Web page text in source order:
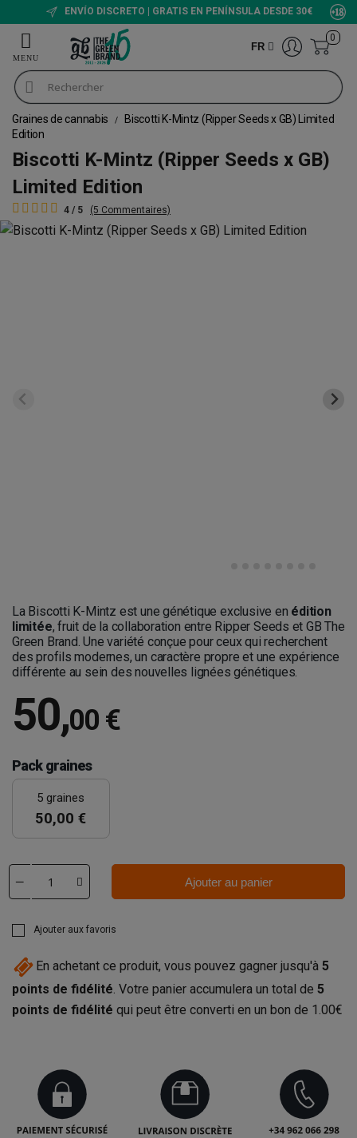
ENVÍO DISCRETO | GRATIS EN PENÍNSULA DESDE 30€
FR
0
Graines de cannabis
Biscotti K-Mintz (Ripper Seeds x GB) Limited
Edition
Biscotti K-Mintz (Ripper Seeds x GB)
Limited Edition
4 / 5 (5 Commentaires)
La Biscotti K-Mintz est une génétique exclusive en édition
limitée, fruit de la collaboration entre Ripper Seeds et GB The
Green Brand. Une variété conçue pour ceux qui recherchent
des profils modernes, un caractère propre et une expérience
différente au sein des nouvelles lignées génétiques.
50,00 €
Pack graines
5 graines
50,00 €
Ajouter au panier
Ajouter aux favoris
En achetant ce produit, vous pouvez gagner jusqu'à 5
points de fidélité. Votre panier accumulera un total de 5
points de fidélité qui peut être converti en un bon de 1.00€